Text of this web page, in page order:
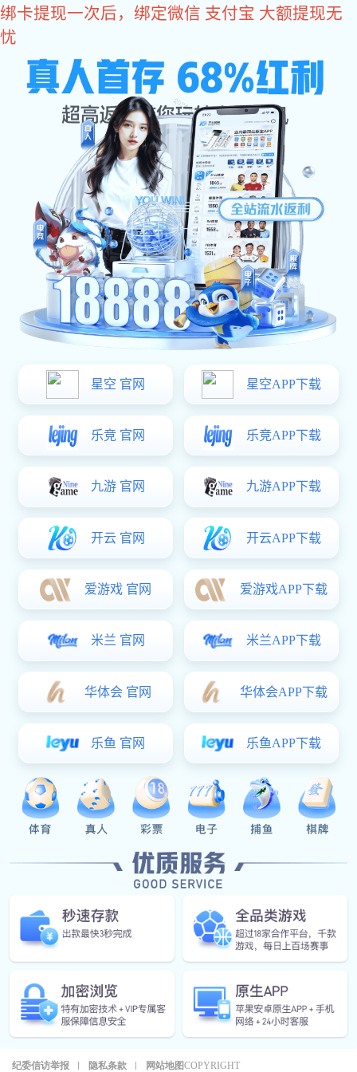
星空真人
广州星空真人现代药业有限公司L产品扩产建设
高效密闭过滤器采购项目采购结果公示
2022-06-22
一、项目名称：L产品扩产建设高效密闭过滤器采购项目
二、采购方式：公开招标
三、成交供应商信息
供应商名称：江苏巨能机械有限公司
成交金额：¥390000.00元 （大写：人民币叁拾玖万元整）
采购人名称：广州星空真人现代药业有限公司
采购人地址：广州市从化区温泉大道8号
上一篇： 广州星空真人现代药业有限公司灵芝孢子油前处理
下一篇： 星空真人:自动切换中封式切角包膜机（带热收缩
推荐星空真人
Recommended news
暂无内容
客服热线：
400-111-9938
纪委信访举报 隐私条款 网站地图
友情链接
COPYRIGHT